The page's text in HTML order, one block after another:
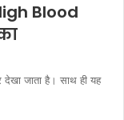
Blood
जाता है। साथ ही यह